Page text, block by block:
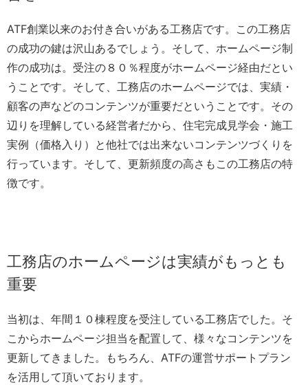
ATF創業以来のお付き合いがある工務店です。この工務店
の成功の鍵は沢山あるでしょう。そして、ホームページ制
作の成功は。受注の８０％程度がホームページ経由だとい
うことです。そして、工務店のホームページでは、実績・
顧客の声などのコンテンツが重要だということです。その
辺りを理解している経営者だから、住宅完成見学会・施工
実例（価格入り）と他社では出来ないコンテンツづくりを
行っています。そして、更新頻度の高さもこの工務店の特
徴です。
工務店のホームページは実績がもっとも
重要
当初は、年間１０棟程度を受注している工務店でした。そ
こからホームページ担当を配置して、様々なコンテンツを
更新してきました。もちろん、ATFの運営サポートプラン
を活用して頂いております。